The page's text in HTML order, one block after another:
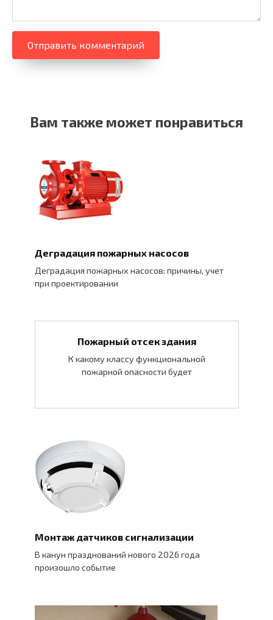
Вам также может понравиться
Деградация пожарных насосов
Деградация пожарных насосов: причины, учет
при проектировании
Пожарный отсек здания
К какому классу функциональной
пожарной опасности будет
Монтаж датчиков сигнализации
В канун празднований нового 2026 года
произошло событие